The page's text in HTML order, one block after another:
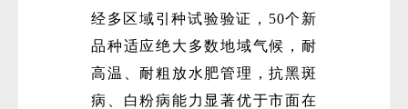
经多区域引种试验验证，50个新
品种适应绝大多数地域气候，耐
高温、耐粗放水肥管理，抗黑斑
病、白粉病能力显著优于市面在